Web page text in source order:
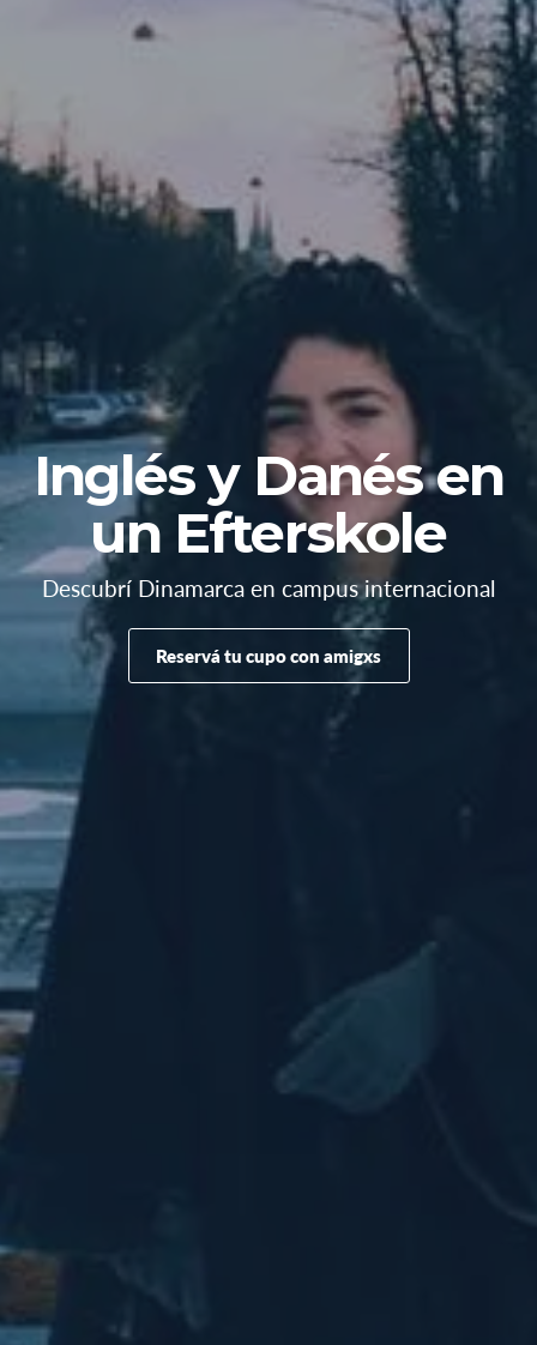
Inglés y Danés en
un Efterskole
Descubrí Dinamarca en campus internacional
Reservá tu cupo con amigxs